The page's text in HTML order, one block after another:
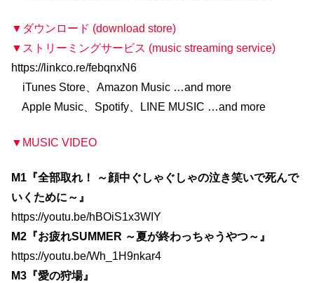
▼ダウンロード (download store)
▼ストリーミングサービス (music streaming service)
https://linkco.re/febqnxN6
iTunes Store、Amazon Music …and more
Apple Music、Spotify、LINE MUSIC …and more
▼MUSIC VIDEO
M1『全部取れ！ ～顔中ぐしゃぐしゃの泣き笑いで死んで
いくために～』
https://youtu.be/hBOiS1x3WIY
M2『お疲れSUMMER ～夏が終わっちゃうやつ～』
https://youtu.be/Wh_1H9nkar4
M3『愛の狩場』